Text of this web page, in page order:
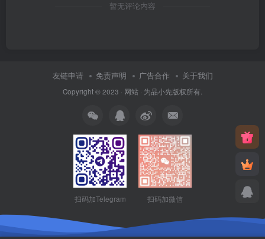
暂无评论内容
友链申请 免责声明 广告合作 关于我们
Copyright © 2023 · 网站 · 为品小先版权所有.
扫码加Telegram 扫码加微信